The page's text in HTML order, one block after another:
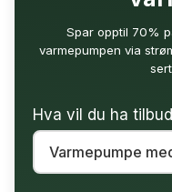
Spar opptil 70%
varmepumpen via
Hva vil du ha